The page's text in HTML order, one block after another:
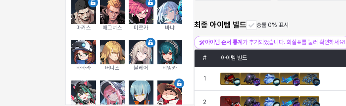
마커스 매그너스 미르카 바냐
바바라 버니스 블레어 비앙카
최종 아이템 빌드 승률 0% 표시
아이템 순서 통계 가 추가되었습니다. 화살표를 눌러 확인하세요!
# 아이템 빌드
1
2